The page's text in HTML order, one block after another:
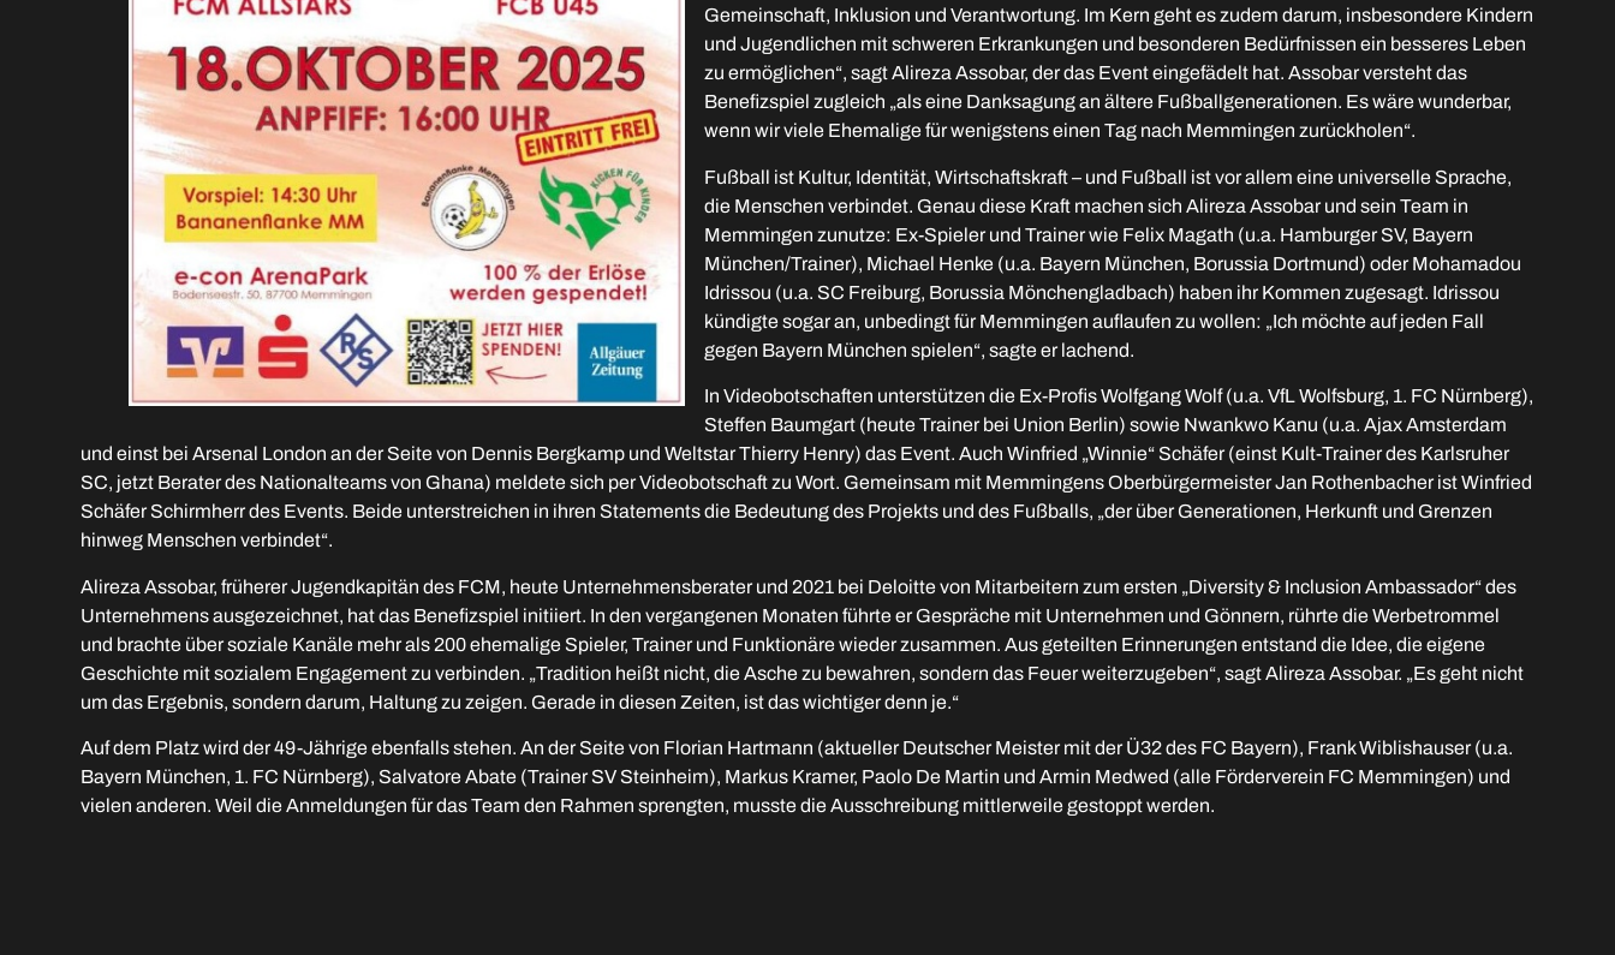
Gemeinschaft, Inklusion und Verantwortung. Im Kern geht es zudem darum, insbesondere Kindern
und Jugendlichen mit schweren Erkrankungen und besonderen Bedürfnissen ein besseres Leben
zu ermöglichen“, sagt Alireza Assobar, der das Event eingefädelt hat. Assobar versteht das
Benefizspiel zugleich „als eine Danksagung an ältere Fußballgenerationen. Es wäre wunderbar,
wenn wir viele Ehemalige für wenigstens einen Tag nach Memmingen zurückholen“.
Fußball ist Kultur, Identität, Wirtschaftskraft – und Fußball ist vor allem eine universelle Sprache,
die Menschen verbindet. Genau diese Kraft machen sich Alireza Assobar und sein Team in
Memmingen zunutze: Ex-Spieler und Trainer wie Felix Magath (u.a. Hamburger SV, Bayern
München/Trainer), Michael Henke (u.a. Bayern München, Borussia Dortmund) oder Mohamadou
Idrissou (u.a. SC Freiburg, Borussia Mönchengladbach) haben ihr Kommen zugesagt. Idrissou
kündigte sogar an, unbedingt für Memmingen auflaufen zu wollen: „Ich möchte auf jeden Fall
gegen Bayern München spielen“, sagte er lachend.
In Videobotschaften unterstützen die Ex-Profis Wolfgang Wolf (u.a. VfL Wolfsburg, 1. FC Nürnberg),
Steffen Baumgart (heute Trainer bei Union Berlin) sowie Nwankwo Kanu (u.a. Ajax Amsterdam
und einst bei Arsenal London an der Seite von Dennis Bergkamp und Weltstar Thierry Henry) das Event. Auch Winfried „Winnie“ Schäfer (einst Kult-Trainer des Karlsruher
SC, jetzt Berater des Nationalteams von Ghana) meldete sich per Videobotschaft zu Wort. Gemeinsam mit Memmingens Oberbürgermeister Jan Rothenbacher ist Winfried
Schäfer Schirmherr des Events. Beide unterstreichen in ihren Statements die Bedeutung des Projekts und des Fußballs, „der über Generationen, Herkunft und Grenzen
hinweg Menschen verbindet“.
Alireza Assobar, früherer Jugendkapitän des FCM, heute Unternehmensberater und 2021 bei Deloitte von Mitarbeitern zum ersten „Diversity & Inclusion Ambassador“ des
Unternehmens ausgezeichnet, hat das Benefizspiel initiiert. In den vergangenen Monaten führte er Gespräche mit Unternehmen und Gönnern, rührte die Werbetrommel
und brachte über soziale Kanäle mehr als 200 ehemalige Spieler, Trainer und Funktionäre wieder zusammen. Aus geteilten Erinnerungen entstand die Idee, die eigene
Geschichte mit sozialem Engagement zu verbinden. „Tradition heißt nicht, die Asche zu bewahren, sondern das Feuer weiterzugeben“, sagt Alireza Assobar. „Es geht nicht
um das Ergebnis, sondern darum, Haltung zu zeigen. Gerade in diesen Zeiten, ist das wichtiger denn je.“
Auf dem Platz wird der 49-Jährige ebenfalls stehen. An der Seite von Florian Hartmann (aktueller Deutscher Meister mit der Ü32 des FC Bayern), Frank Wiblishauser (u.a.
Bayern München, 1. FC Nürnberg), Salvatore Abate (Trainer SV Steinheim), Markus Kramer, Paolo De Martin und Armin Medwed (alle Förderverein FC Memmingen) und
vielen anderen. Weil die Anmeldungen für das Team den Rahmen sprengten, musste die Ausschreibung mittlerweile gestoppt werden.